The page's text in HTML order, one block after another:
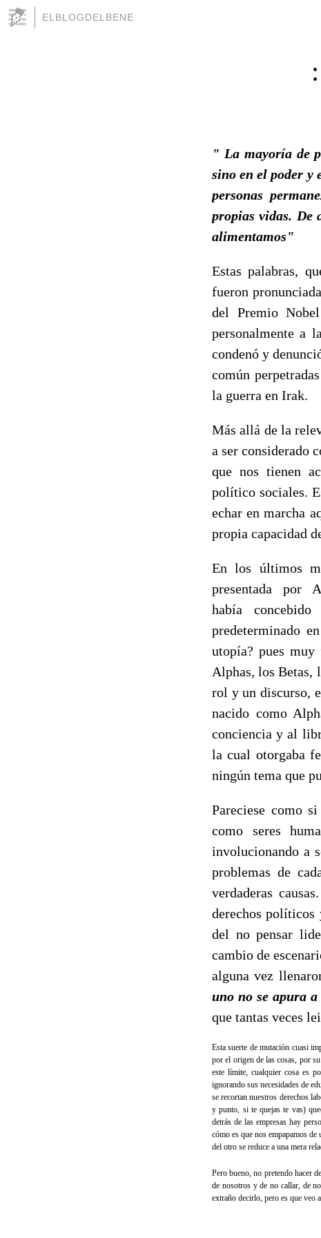
ELBLOGDELBENE
" La mayoría de
sino en el poder y
personas
propias vidas. De
alimentamos"
Estas palabras,
fueron
del Premio
personalmente a
condenó y
común
la guerra en Irak.
Más allá de la
a ser considerado
que nos tienen
político sociales.
echar en marcha
propia capacidad
En los últimos
presentada por
había
predeterminado
utopía? pues
Alphas, los Betas,
rol y un discurso,
nacido como
conciencia y al
la cual otorgaba
ningún tema que
Pareciese como
como seres
involucionando a
problemas de
verdaderas
derechos políticos
del no pensar
cambio de
alguna vez
uno no se apura
que tantas veces
Esta suerte de mutación cuasi
por el origen de las cosas, por
este límite, cualquier cosa es
ignorando sus necesidades de
se recortan nuestros derechos
y punto, si te quejas te vas)
detrás de las empresas hay
cómo es que nos empapamos
del otro se reduce a una mera
Pero bueno, no pretendo hacer
de nosotros y de no callar, de
extraño decirlo, pero es que veo